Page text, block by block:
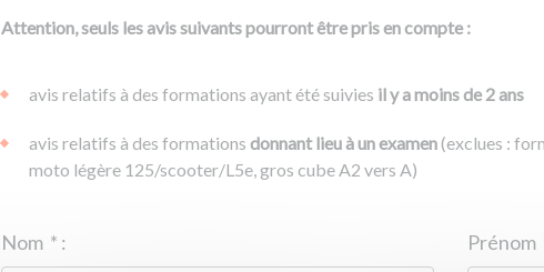
Attention, seuls les avis suivants pourront être pris en compte :
avis relatifs à des formations ayant été suivies il y a moins de 2 ans
avis relatifs à des formations donnant lieu à un examen(exclues :
moto légère 125/scooter/L5e, gros cube A2 vers A)
* :